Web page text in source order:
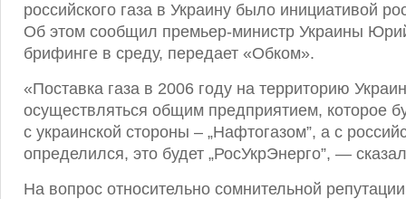
российского газа в Украину было инициативой
Об этом сообщил премьер-министр Украины
брифинге в среду, передает «Обком».
«Поставка газа в 2006 году на территорию
осуществляться общим предприятием, которое
с украинской стороны – „Нафтогазом”, а с
определился, это будет „РосУкрЭнерго”, —
На вопрос относительно сомнительной